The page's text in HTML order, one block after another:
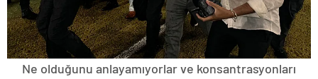
Ne olduğunu anlayamıyorlar ve konsantrasyonları